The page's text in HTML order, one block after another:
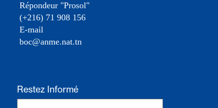
Répondeur "Prosol"
(+216) 71 908 156
E-mail
boc@anme.nat.tn
Restez Informé